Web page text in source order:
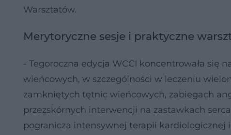
Warsztatów.
Merytoryczne sesje i praktyczne
- Tegoroczna edycja WCCI koncentrowała się
wieńcowych, w szczególności w leczeniu
zamkniętych tętnic wieńcowych, zabiegach
przezskórnych interwencji na zastawkach
pogranicza intensywnej terapii kardiologicznej